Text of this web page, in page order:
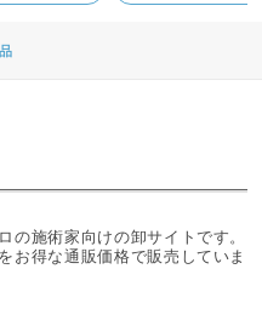
施術家向けの卸サイトです。
お得な通販価格で販売していま